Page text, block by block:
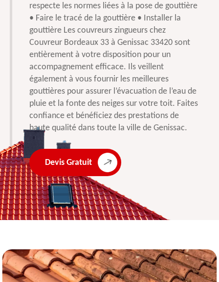
respecte les normes liées à la pose de gouttière
• Faire le tracé de la gouttière • Installer la
gouttière Les couvreurs zingueurs chez
Couvreur Bordeaux 33 à Genissac 33420 sont
entièrement à votre disposition pour un
accompagnement efficace. Ils veillent
également à vous fournir les meilleures
gouttières pour assurer l’évacuation de l’eau de
pluie et la fonte des neiges sur votre toit. Faites
confiance et bénéficiez des prestations de
haute qualité dans toute la ville de Genissac.
Devis Gratuit